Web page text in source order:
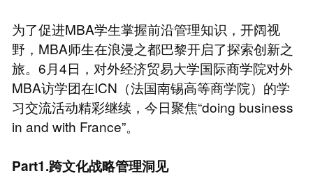
为了促进MBA学生掌握前沿管理知识，开阔视
野，MBA师生在浪漫之都巴黎开启了探索创新之
旅。6月4日，对外经济贸易大学国际商学院对外
MBA访学团在ICN（法国南锡高等商学院）的学
习交流活动精彩继续，今日聚焦“doing business
in and with France”。
Part1.跨文化战略管理洞见